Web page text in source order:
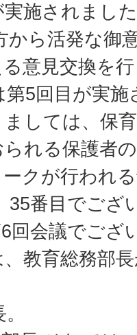
施されまし
から活発な御
意見交換を
第5回目が実
しては、保
れる保護者
クが行われ
35番目でござ
回会議でござ
教育総務部